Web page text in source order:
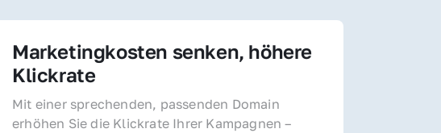
Marketingkosten senken, höhere
Klickrate
Mit einer sprechenden, passenden Domain
erhöhen Sie die Klickrate Ihrer Kampagnen –